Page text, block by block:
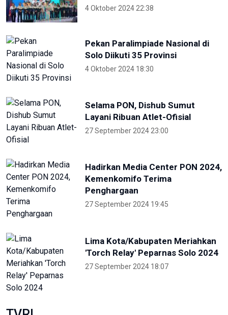
4 Oktober 2024 22:38
Pekan Paralimpiade Nasional di
Solo Diikuti 35 Provinsi
4 Oktober 2024 18:30
Selama PON, Dishub Sumut
Layani Ribuan Atlet-Ofisial
27 September 2024 23:00
Hadirkan Media Center PON 2024,
Kemenkomifo Terima
Penghargaan
27 September 2024 19:45
Lima Kota/Kabupaten Meriahkan
'Torch Relay' Peparnas Solo 2024
27 September 2024 18:07